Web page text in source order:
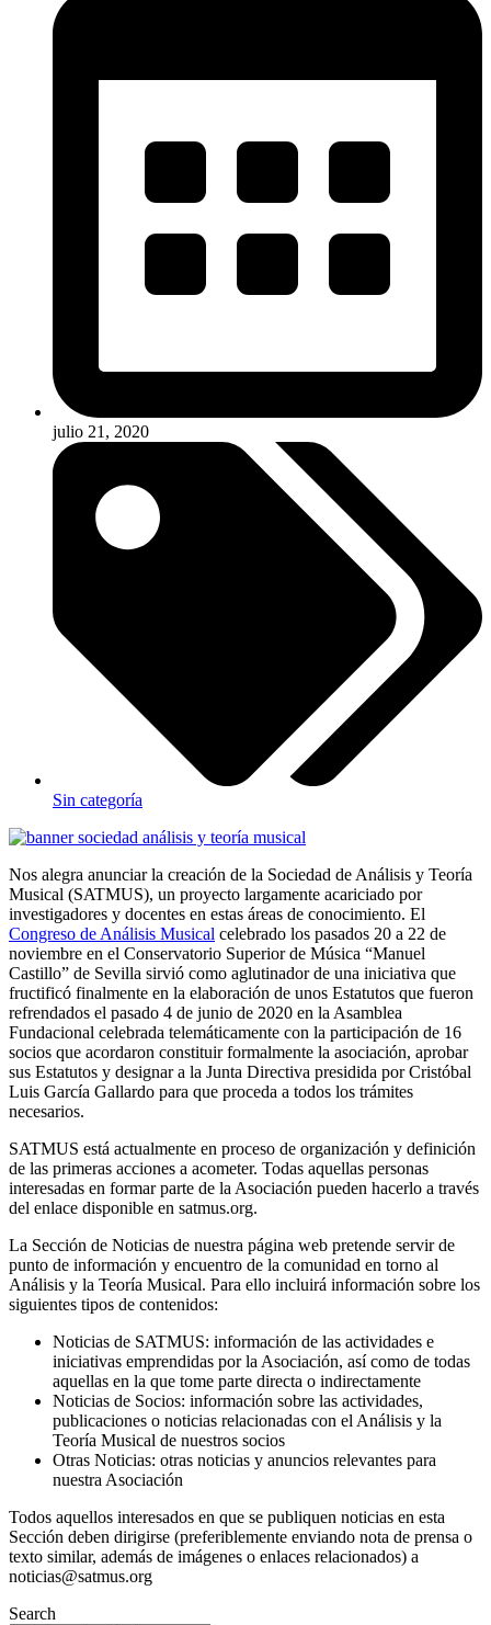
julio 21, 2020
Sin categoría
Nos alegra anunciar la creación de la Sociedad de Análisis y Teoría
Musical (SATMUS), un proyecto largamente acariciado por
investigadores y docentes en estas áreas de conocimiento. El
Congreso de Análisis Musical celebrado los pasados 20 a 22 de
noviembre en el Conservatorio Superior de Música “Manuel
Castillo” de Sevilla sirvió como aglutinador de una iniciativa que
fructificó finalmente en la elaboración de unos Estatutos que fueron
refrendados el pasado 4 de junio de 2020 en la Asamblea
Fundacional celebrada telemáticamente con la participación de 16
socios que acordaron constituir formalmente la asociación, aprobar
sus Estatutos y designar a la Junta Directiva presidida por Cristóbal
Luis García Gallardo para que proceda a todos los trámites
necesarios.
SATMUS está actualmente en proceso de organización y definición
de las primeras acciones a acometer. Todas aquellas personas
interesadas en formar parte de la Asociación pueden hacerlo a través
del enlace disponible en satmus.org.
La Sección de Noticias de nuestra página web pretende servir de
punto de información y encuentro de la comunidad en torno al
Análisis y la Teoría Musical. Para ello incluirá información sobre los
siguientes tipos de contenidos:
Noticias de SATMUS: información de las actividades e
iniciativas emprendidas por la Asociación, así como de todas
aquellas en la que tome parte directa o indirectamente
Noticias de Socios: información sobre las actividades,
publicaciones o noticias relacionadas con el Análisis y la
Teoría Musical de nuestros socios
Otras Noticias: otras noticias y anuncios relevantes para
nuestra Asociación
Todos aquellos interesados en que se publiquen noticias en esta
Sección deben dirigirse (preferiblemente enviando nota de prensa o
texto similar, además de imágenes o enlaces relacionados) a
noticias@satmus.org
Search